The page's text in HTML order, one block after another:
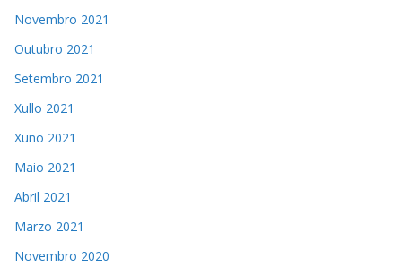
Novembro 2021
Outubro 2021
Setembro 2021
Xullo 2021
Xuño 2021
Maio 2021
Abril 2021
Marzo 2021
Novembro 2020